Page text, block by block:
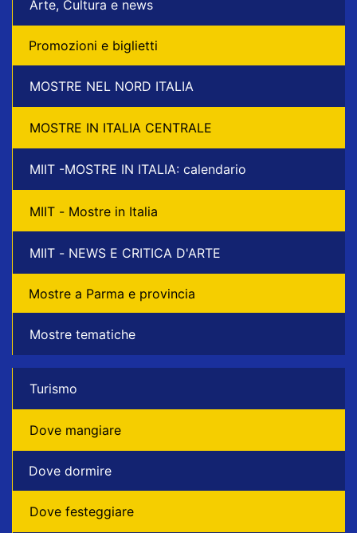
Arte, Cultura e news
Promozioni e biglietti
MOSTRE NEL NORD ITALIA
MOSTRE IN ITALIA CENTRALE
MIIT -MOSTRE IN ITALIA: calendario
MIIT - Mostre in Italia
MIIT - NEWS E CRITICA D'ARTE
Mostre a Parma e provincia
Mostre tematiche
Turismo
Dove mangiare
Dove dormire
Dove festeggiare